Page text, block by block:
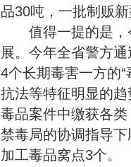
品30吨，一批制贩
值得一提的是，
展。今年全省警方
4个长期毒害一方的
抗法等特征明显的
毒品案件中缴获各
禁毒局的协调指导
加工毒品窝点3个。